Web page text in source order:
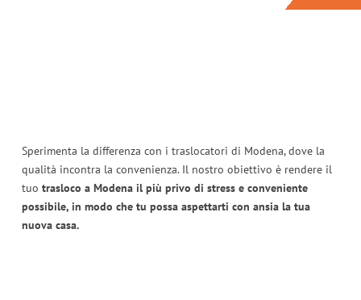
Sperimenta la differenza con i traslocatori di Modena, dove la
qualità incontra la convenienza. Il nostro obiettivo è rendere il
tuo trasloco a Modena il più privo di stress e conveniente
possibile, in modo che tu possa aspettarti con ansia la tua
nuova casa.